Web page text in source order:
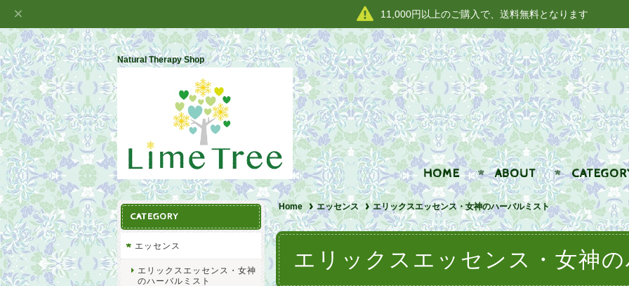
11,000円以上のご購入で、送料無料となります
Natural Therapy Shop
HOME ABOUT
Home エッセンス エリックスエッセンス・女神のハーバルミスト
エリックスエッセンス・女神
CATEGORY
エッセンス
エリックスエッセンス・女神
のハーバルミスト